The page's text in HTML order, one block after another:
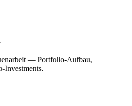
— Portfolio-Aufbau,
Investments.